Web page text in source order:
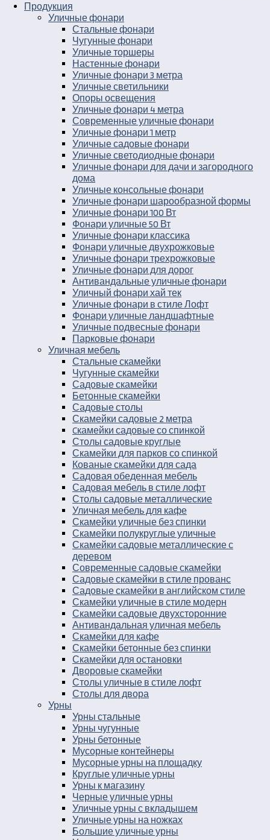
Продукция
Уличные фонари
Стальные фонари
Чугунные фонари
Уличные торшеры
Настенные фонари
Уличные фонари 3 метра
Уличные светильники
Опоры освещения
Уличные фонари 4 метра
Современные уличные фонари
Уличные фонари 1 метр
Уличные садовые фонари
Уличные светодиодные фонари
Уличные фонари для дачи и загородного
дома
Уличные консольные фонари
Уличные фонари шарообразной формы
Уличные фонари 100 Вт
Фонари уличные 50 Вт
Уличные фонари классика
Фонари уличные двухрожковые
Уличные фонари трехрожковые
Уличные фонари для дорог
Антивандальные уличные фонари
Уличный фонари хай тек
Уличные фонари в стиле Лофт
Фонари уличные ландшафтные
Уличные подвесные фонари
Парковые фонари
Уличная мебель
Стальные скамейки
Чугунные скамейки
Садовые скамейки
Бетонные скамейки
Садовые столы
Скамейки садовые 2 метра
Cкамейки садовые со спинкой
Столы садовые круглые
Скамейки для парков со спинкой
Кованые скамейки для сада
Садовая обеденная мебель
Садовая мебель в стиле лофт
Столы садовые металлические
Уличная мебель для кафе
Скамейки уличные без спинки
Скамейки полукруглые уличные
Скамейки садовые металлические с
деревом
Современные садовые скамейки
Садовые скамейки в стиле прованс
Садовые скамейки в английском стиле
Скамейки уличные в стиле модерн
Скамейки садовые двухсторонние
Антивандальная уличная мебель
Скамейки для кафе
Скамейки бетонные без спинки
Скамейки для остановки
Дворовые скамейки
Столы уличные в стиле лофт
Столы для двора
Урны
Урны стальные
Урны чугунные
Урны бетонные
Мусорные контейнеры
Мусорные урны на площадку
Круглые уличные урны
Урны к магазину
Черные уличные урны
Уличные урны с вкладышем
Уличные урны на ножках
Большие уличные урны